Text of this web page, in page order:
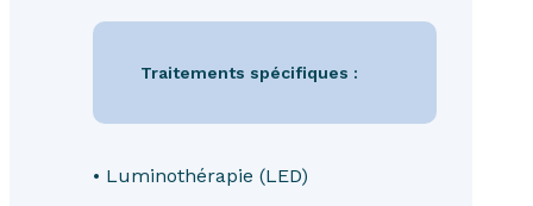
Traitements spécifiques :
• Luminothérapie (LED)